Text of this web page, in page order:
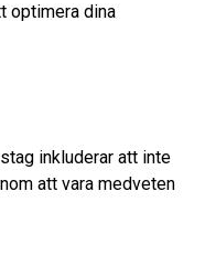
optimera dina
inkluderar att inte
att vara medveten